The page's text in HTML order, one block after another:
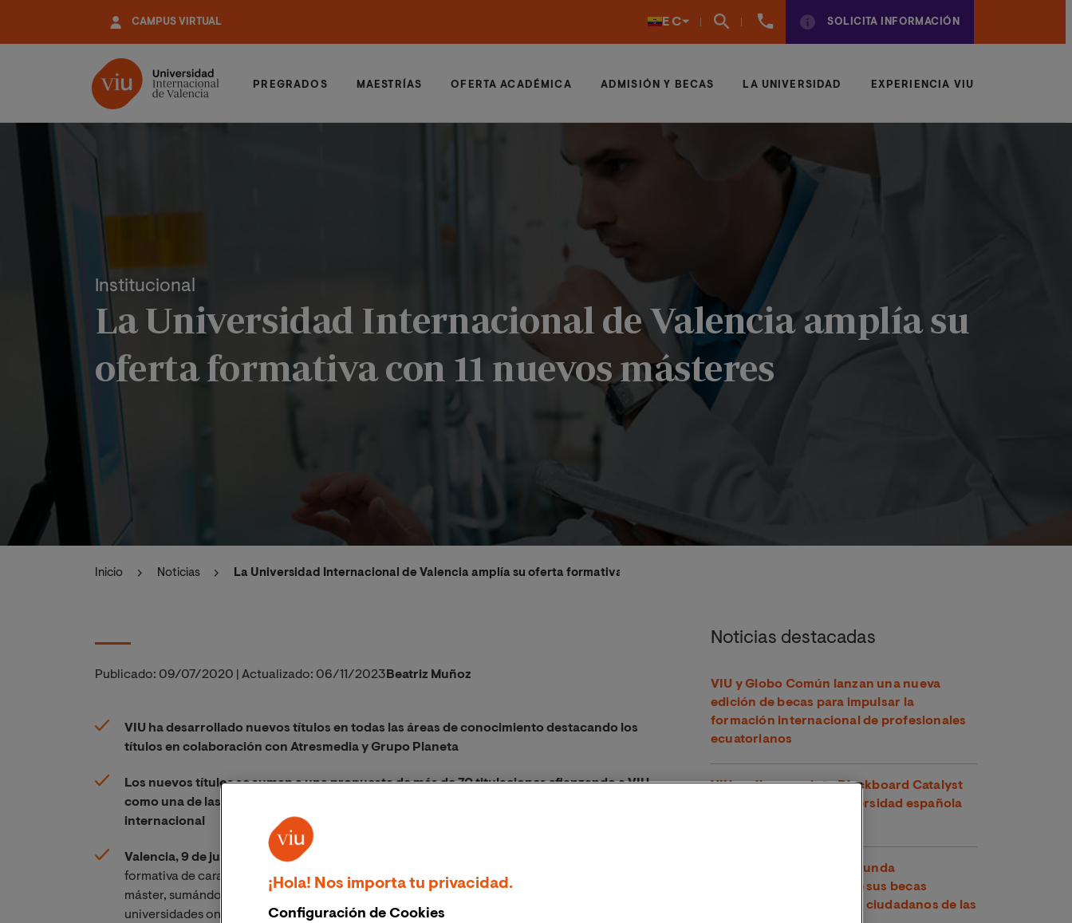
contenido
CAMPUS VIRTUAL EC
(+34)
SOLICITA INFORMACIÓN
PREGRADOS MAESTRÍAS OFERTA ACADÉMICA ADMISIÓN Y BECAS LA UNIVERSIDAD EXPERIENCIA VIU
Institucional
La Universidad Internacional de Valencia amplía su
oferta formativa con 11 nuevos másteres
Inicio Noticias La Universidad Internacional de Valencia amplía su oferta formativa con 11 nuevos másteres
Publicado: 09/07/2020 Actualizado: 06/11/2023 Beatriz Muñoz
VIU ha desarrollado nuevos títulos en todas las áreas de conocimiento destacando los
títulos en colaboración con Atresmedia y Grupo Planeta
Los nuevos títulos se suman a una propuesta de más de 70 titulaciones afianzando a VIU
como una de las universidades online con mayor crecimiento a nivel nacional e
internacional
Valencia, 9 de julio 2020.-La Universidad Internacional de Valencia ha ampliado su oferta
formativa de cara al próximo curso académico con la incorporación de 11 nuevas titulaciones de
máster, sumándose a las más de 70 titulaciones con las que cuenta la Universidad, una de las
universidades online con mayor crecimiento nacional e internacional y que cada año incorpora
Noticias destacadas
VIU y Globo Común lanzan una nueva
edición de becas para impulsar la
formación internacional de profesionales
ecuatorianos
VIU recibe su quinto Blackboard Catalyst
Award y es la única universidad española
VIU y la OEA abren la segunda
convocatoria de 2026 de sus becas
conjuntas, dirigidas a los ciudadanos de las
¡Hola! Nos importa tu privacidad.
Configuración de Cookies